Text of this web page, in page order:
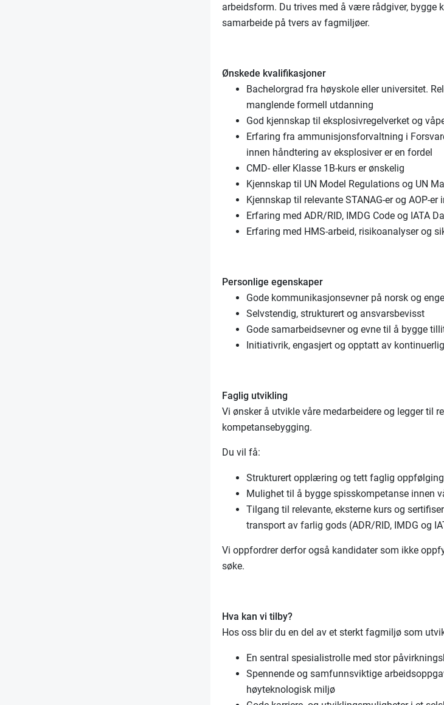
arbeidsform. Du trives med å være rådgiver, bygge
samarbeide på tvers av fagmiljøer.
Ønskede kvalifikasjoner
Bachelorgrad fra høyskole eller universitet.
manglende formell utdanning
God kjennskap til eksplosivregelverket og
Erfaring fra ammunisjonsforvaltning i
innen håndtering av eksplosiver er en fordel
CMD- eller Klasse 1B-kurs er ønskelig
Kjennskap til UN Model Regulations og UN
Kjennskap til relevante STANAG-er og AOP-
Erfaring med ADR/RID, IMDG Code og IATA
Erfaring med HMS-arbeid, risikoanalyser og
Personlige egenskaper
Gode kommunikasjonsevner på norsk og
Selvstendig, strukturert og ansvarsbevisst
Gode samarbeidsevner og evne til å bygge
Initiativrik, engasjert og opptatt av
Faglig utvikling
Vi ønsker å utvikle våre medarbeidere og legger til
kompetansebygging.
Du vil få:
Strukturert opplæring og tett faglig oppfølging
Mulighet til å bygge spisskompetanse innen
Tilgang til relevante, eksterne kurs og
transport av farlig gods (ADR/RID, IMDG og
Vi oppfordrer derfor også kandidater som ikke
søke.
Hva kan vi tilby?
Hos oss blir du en del av et sterkt fagmiljø som
En sentral spesialistrolle med stor
Spennende og samfunnsviktige
høyteknologisk miljø